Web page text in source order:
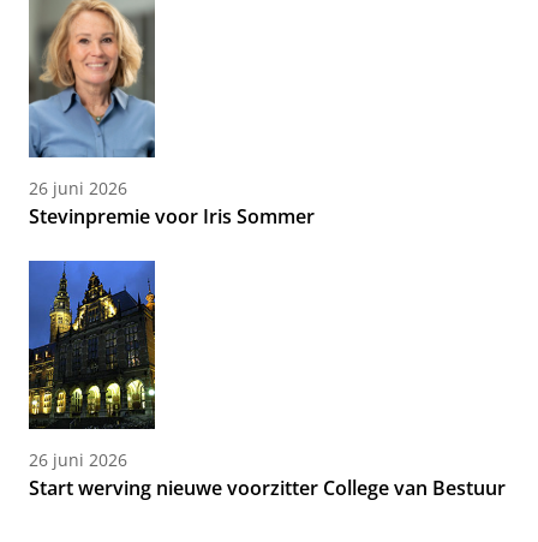
26 juni 2026
Stevinpremie voor Iris Sommer
26 juni 2026
Start werving nieuwe voorzitter College van Bestuur